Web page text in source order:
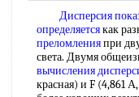
Дисперсия
определяетсякак
преломленияпри
света. Двумя
вычисления
красная) и F (4,861